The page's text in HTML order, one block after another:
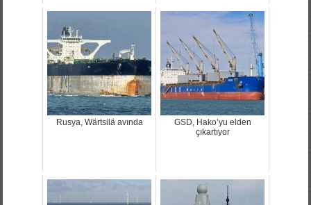
Rusya, Wärtsilä avında
GSD, Hako’yu elden
çıkartıyor